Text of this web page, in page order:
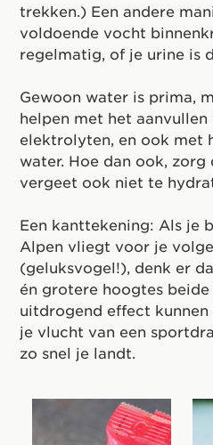
trekken.) Een andere
voldoende vocht
regelmatig, of je urine is
Gewoon water is prima,
helpen met het
elektrolyten, en ook met
water. Hoe dan ook, zorg
vergeet ook niet te
Een kanttekening: Als je
Alpen vliegt voor je
(geluksvogel!), denk er
én grotere hoogtes
uitdrogend effect
je vlucht van een
zo snel je landt.